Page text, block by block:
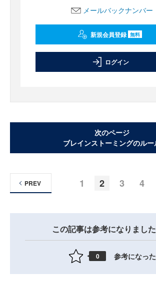
メールバックナンバー
新規会員登録 無料
ログイン
次のページ
ブレインストーミングのルー
1 2 3 4
PREV
この記事は参考になりまし
0 参考になった